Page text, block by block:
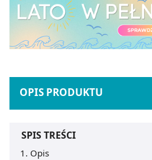
OPIS PRODUKTU
SPIS TREŚCI
Opis